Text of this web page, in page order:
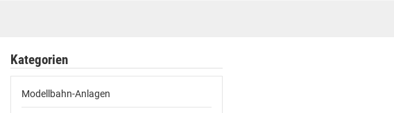
Kategorien
Modellbahn-Anlagen